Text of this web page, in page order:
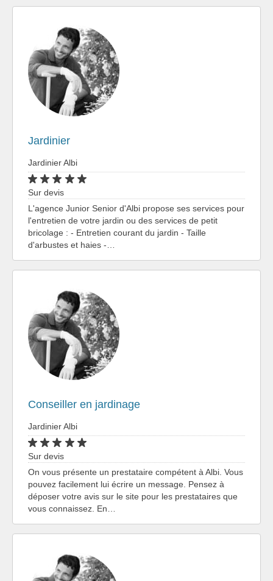
Jardinier
Jardinier Albi
Sur devis
L'agence Junior Senior d'Albi propose ses services pour
l'entretien de votre jardin ou des services de petit
bricolage : - Entretien courant du jardin - Taille
d'arbustes et haies -…
Conseiller en jardinage
Jardinier Albi
Sur devis
On vous présente un prestataire compétent à Albi. Vous
pouvez facilement lui écrire un message. Pensez à
déposer votre avis sur le site pour les prestataires que
vous connaissez. En…